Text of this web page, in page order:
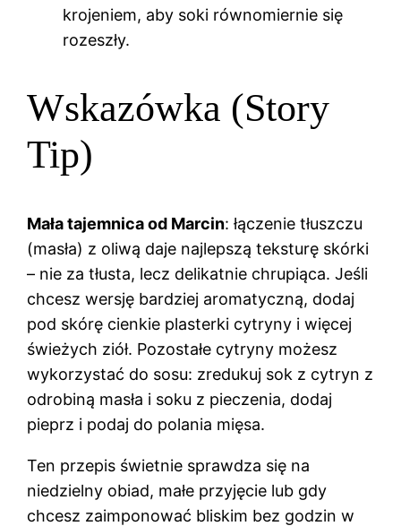
krojeniem, aby soki równomiernie się
rozeszły.
Wskazówka (Story
Tip)
Mała tajemnica od Marcin: łączenie tłuszczu
(masła) z oliwą daje najlepszą teksturę skórki
– nie za tłusta, lecz delikatnie chrupiąca. Jeśli
chcesz wersję bardziej aromatyczną, dodaj
pod skórę cienkie plasterki cytryny i więcej
świeżych ziół. Pozostałe cytryny możesz
wykorzystać do sosu: zredukuj sok z cytryn z
odrobiną masła i soku z pieczenia, dodaj
pieprz i podaj do polania mięsa.
Ten przepis świetnie sprawdza się na
niedzielny obiad, małe przyjęcie lub gdy
chcesz zaimponować bliskim bez godzin w